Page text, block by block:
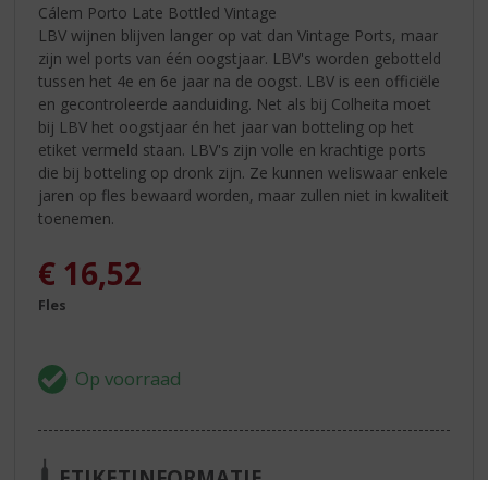
Cálem Porto Late Bottled Vintage
LBV wijnen blijven langer op vat dan Vintage Ports, maar
zijn wel ports van één oogstjaar. LBV's worden gebotteld
tussen het 4e en 6e jaar na de oogst. LBV is een officiële
en gecontroleerde aanduiding. Net als bij Colheita moet
bij LBV het oogstjaar én het jaar van botteling op het
etiket vermeld staan. LBV's zijn volle en krachtige ports
die bij botteling op dronk zijn. Ze kunnen weliswaar enkele
jaren op fles bewaard worden, maar zullen niet in kwaliteit
toenemen.
€ 16,52
Fles